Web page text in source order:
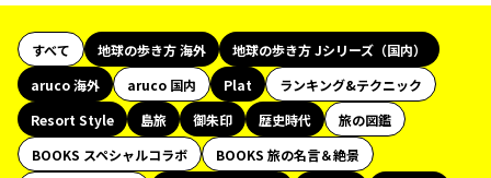
すべて 地球の歩き方 海外
地球の歩き方 Jシリーズ（国内）
aruco 海外
aruco 国内 Plat
ランキング&テクニック
Resort Style
島旅 御朱印 歴史時代
旅の図鑑
BOOKS スペシャルコラボ
BOOKS 旅の名言＆絶景